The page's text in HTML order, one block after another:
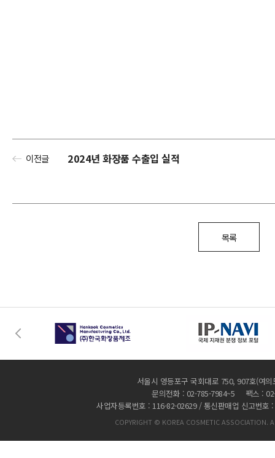
이전글 2024년 화장품 수출입 실적
목록
서울시 영등포구 국회대로 750, 907호(여
문의전화 : 02-785-7984~5 팩스 :
사업자등록번호 : 116-82-02629 / 통신판매업 신고번호
COPYRIGHT © KOREA COSMETIC ASSOCIATION.